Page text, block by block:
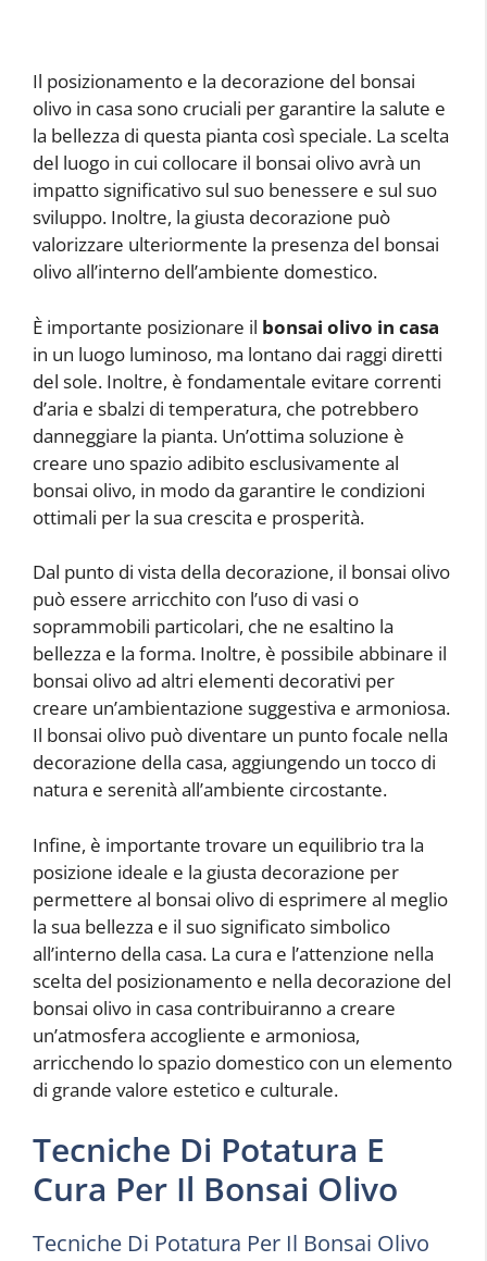
Il posizionamento e la decorazione del bonsai
olivo in casa sono cruciali per garantire la salute e
la bellezza di questa pianta così speciale. La scelta
del luogo in cui collocare il bonsai olivo avrà un
impatto significativo sul suo benessere e sul suo
sviluppo. Inoltre, la giusta decorazione può
valorizzare ulteriormente la presenza del bonsai
olivo all’interno dell’ambiente domestico.
È importante posizionare il bonsai olivo in casa
in un luogo luminoso, ma lontano dai raggi diretti
del sole. Inoltre, è fondamentale evitare correnti
d’aria e sbalzi di temperatura, che potrebbero
danneggiare la pianta. Un’ottima soluzione è
creare uno spazio adibito esclusivamente al
bonsai olivo, in modo da garantire le condizioni
ottimali per la sua crescita e prosperità.
Dal punto di vista della decorazione, il bonsai olivo
può essere arricchito con l’uso di vasi o
soprammobili particolari, che ne esaltino la
bellezza e la forma. Inoltre, è possibile abbinare il
bonsai olivo ad altri elementi decorativi per
creare un’ambientazione suggestiva e armoniosa.
Il bonsai olivo può diventare un punto focale nella
decorazione della casa, aggiungendo un tocco di
natura e serenità all’ambiente circostante.
Infine, è importante trovare un equilibrio tra la
posizione ideale e la giusta decorazione per
permettere al bonsai olivo di esprimere al meglio
la sua bellezza e il suo significato simbolico
all’interno della casa. La cura e l’attenzione nella
scelta del posizionamento e nella decorazione del
bonsai olivo in casa contribuiranno a creare
un’atmosfera accogliente e armoniosa,
arricchendo lo spazio domestico con un elemento
di grande valore estetico e culturale.
Tecniche Di Potatura E
Cura Per Il Bonsai Olivo
Tecniche Di Potatura Per Il Bonsai Olivo